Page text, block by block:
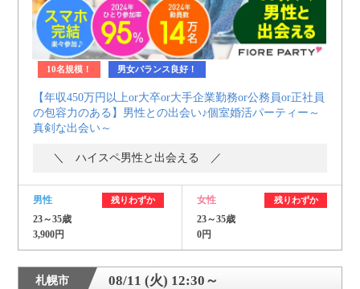
10名規模！ 男女バランス良好！
【年収450万円以上or大卒or大手企業勤務or公務員or正社員
の包容力のある】男性との出会い♪個室婚活パーティー～
真剣な出会い～
＼ ハイスペ男性と出会える ／
男性 残りわずか
23～35歳
3,900円
女性 残りわずか
23～35歳
0円
札幌市 08/11 (火) 12:30～